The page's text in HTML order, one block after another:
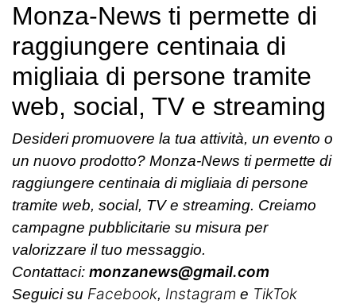
Monza-News ti permette di
raggiungere centinaia di
migliaia di persone tramite
web, social, TV e streaming
Desideri promuovere la tua attività, un evento o
un nuovo prodotto? Monza-News ti permette di
raggiungere centinaia di migliaia di persone
tramite web, social, TV e streaming. Creiamo
campagne pubblicitarie su misura per
valorizzare il tuo messaggio.
Contattaci: monzanews@gmail.com
Seguici su Facebook, Instagram e TikTok